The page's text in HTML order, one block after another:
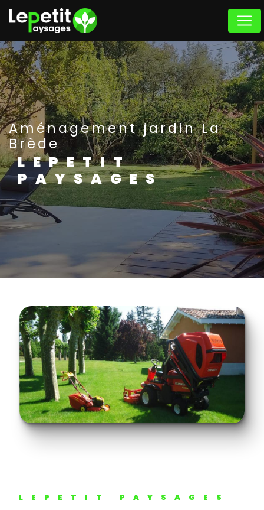
Aménagement jardin La
Brède
LEPETIT
PAYSAGES
LEPETIT PAYSAGES
Panneau de gestion des cookies